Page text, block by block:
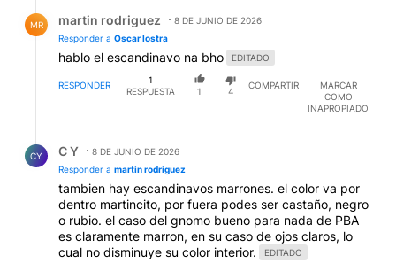
MR martin rodriguez
8 DE JUNIO DE 2026
Responder a Oscar lostra
hablo el escandinavo na bho EDITADO
RESPONDER
1
RESPUESTA
1 4
COMPARTIR
MARCAR
COMO
INAPROPIADO
CY C Y
8 DE JUNIO DE 2026
Responder a martin rodriguez
tambien hay escandinavos marrones. el color va por
dentro martincito, por fuera podes ser castaño, negro
o rubio. el caso del gnomo bueno para nada de PBA
es claramente marron, en su caso de ojos claros, lo
cual no disminuye su color interior.
EDITADO